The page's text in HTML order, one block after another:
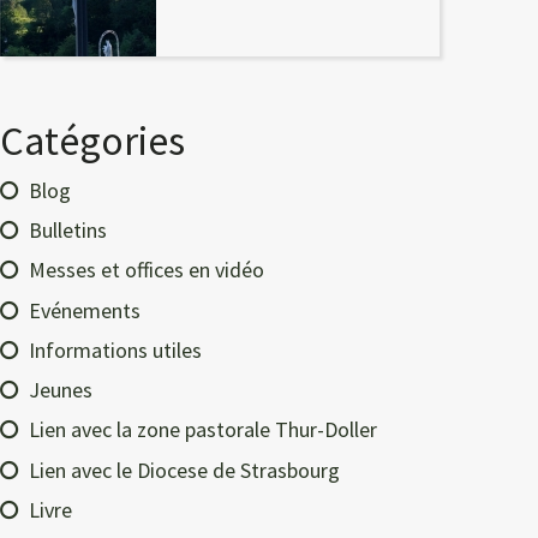
Catégories
Blog
Bulletins
Messes et offices en vidéo
Evénements
Informations utiles
Jeunes
Lien avec la zone pastorale Thur-Doller
Lien avec le Diocese de Strasbourg
Livre